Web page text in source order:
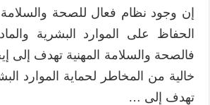
إن وجود نظام فعال للصحة والسلامة
الحفاظ على الموارد البشرية
فالصحة والسلامة المهنية تهدف إلى
خالية من المخاطر لحماية الموارد
تهدف إلى …